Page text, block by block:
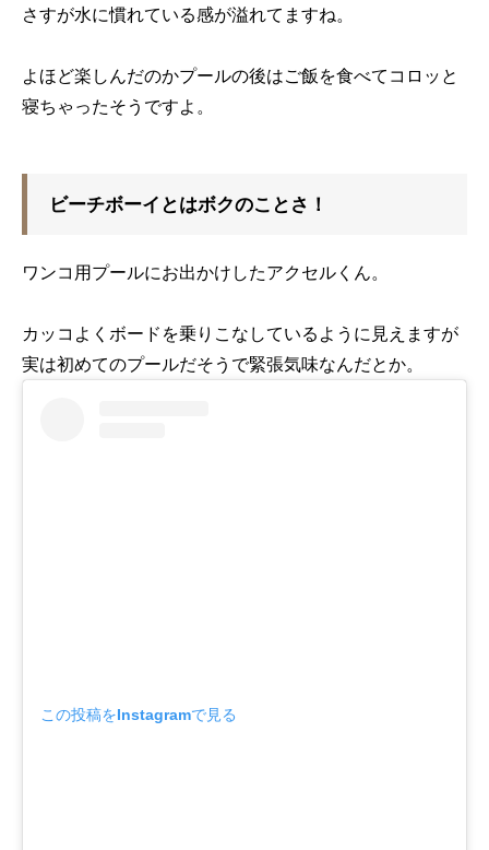
さすが水に慣れている感が溢れてますね。
よほど楽しんだのかプールの後はご飯を食べてコロッと
寝ちゃったそうですよ。
ビーチボーイとはボクのことさ！
ワンコ用プールにお出かけしたアクセルくん。
カッコよくボードを乗りこなしているように見えますが
実は初めてのプールだそうで緊張気味なんだとか。
この投稿をInstagramで見る